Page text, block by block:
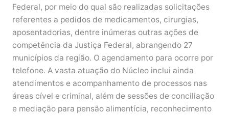
Federal, por meio do qual são realizadas solicitações
referentes a pedidos de medicamentos, cirurgias,
aposentadorias, dentre inúmeras outras ações de
competência da Justiça Federal, abrangendo 27
municípios da região. O agendamento para ocorre por
telefone. A vasta atuação do Núcleo inclui ainda
atendimentos e acompanhamento de processos nas
áreas cível e criminal, além de sessões de conciliação
e mediação para pensão alimentícia, reconhecimento